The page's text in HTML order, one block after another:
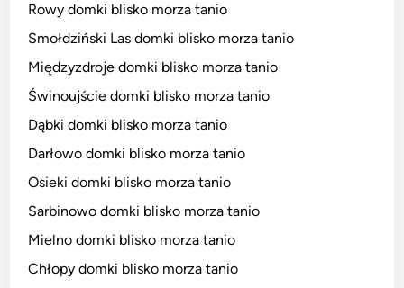
Rowy domki blisko morza tanio
Smołdziński Las domki blisko morza tanio
Międzyzdroje domki blisko morza tanio
Świnoujście domki blisko morza tanio
Dąbki domki blisko morza tanio
Darłowo domki blisko morza tanio
Osieki domki blisko morza tanio
Sarbinowo domki blisko morza tanio
Mielno domki blisko morza tanio
Chłopy domki blisko morza tanio